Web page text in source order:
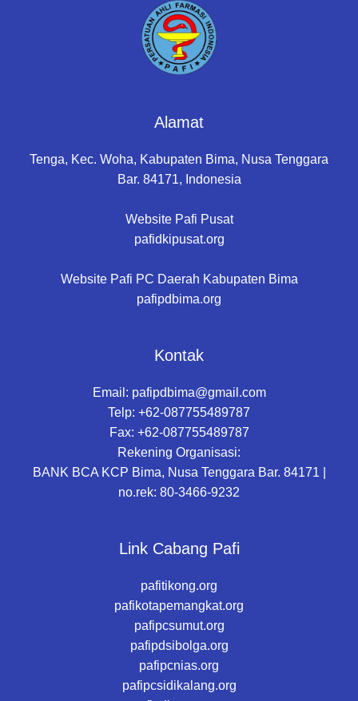
Alamat
Tenga, Kec. Woha, Kabupaten Bima, Nusa Tenggara
Bar. 84171, Indonesia
Website Pafi Pusat
pafidkipusat.org
Website Pafi PC Daerah Kabupaten Bima
pafipdbima.org
Kontak
Email: pafipdbima@gmail.com
Telp: +62-087755489787
Fax: +62-087755489787
Rekening Organisasi:
BANK BCA KCP Bima, Nusa Tenggara Bar. 84171 |
no.rek: 80-3466-9232
Link Cabang Pafi
pafitikong.org
pafikotapemangkat.org
pafipcsumut.org
pafipdsibolga.org
pafipcnias.org
pafipcsidikalang.org